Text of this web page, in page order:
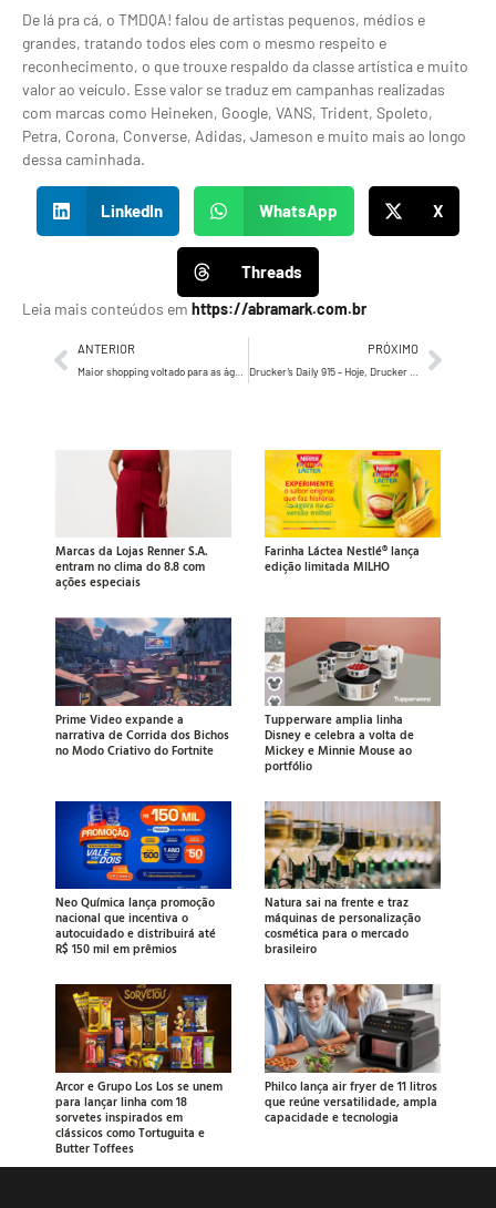
De lá pra cá, o TMDQA! falou de artistas pequenos, médios e
grandes, tratando todos eles com o mesmo respeito e
reconhecimento, o que trouxe respaldo da classe artística e muito
valor ao veículo. Esse valor se traduz em campanhas realizadas
com marcas como Heineken, Google, VANS, Trident, Spoleto,
Petra, Corona, Converse, Adidas, Jameson e muito mais ao longo
dessa caminhada.
LinkedIn WhatsApp X
Threads
Leia mais conteúdos em https://abramark.com.br
ANTERIOR PRÓXIMO
Marcas da Lojas Renner S.A.
entram no clima do 8.8 com
ações especiais
Farinha Láctea Nestlé® lança
edição limitada MILHO
Prime Video expande a
narrativa de Corrida dos Bichos
no Modo Criativo do Fortnite
Tupperware amplia linha
Disney e celebra a volta de
Mickey e Minnie Mouse ao
portfólio
Neo Química lança promoção
nacional que incentiva o
autocuidado e distribuirá até
R$ 150 mil em prêmios
Natura sai na frente e traz
máquinas de personalização
cosmética para o mercado
brasileiro
Arcor e Grupo Los Los se unem
para lançar linha com 18
sorvetes inspirados em
clássicos como Tortuguita e
Butter Toffees
Philco lança air fryer de 11 litros
que reúne versatilidade, ampla
capacidade e tecnologia